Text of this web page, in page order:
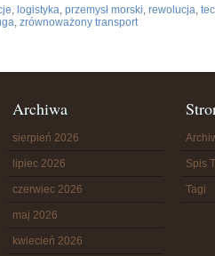
, logistyka, przemysł morski, rewolucja,
, zrównoważony transport
Archiwa
sierpień 2026
lipiec 2026
czerwiec 2026
maj 2026
kwiecień 2026
Spis
Tagi